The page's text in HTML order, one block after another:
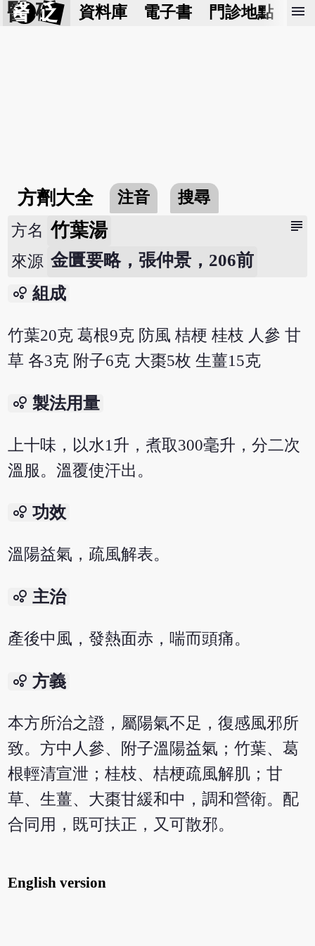
醫 砭 資料庫 電子書 門診地點 預
menu
方劑大全 注音 搜尋
subject
方名 竹葉湯
來源 金匱要略，張仲景，206前
bubble_chart 組成
竹葉20克 葛根9克 防風 桔梗 桂枝 人參 甘
草 各3克 附子6克 大棗5枚 生薑15克
bubble_chart 製法用量
上十味，以水1升，煮取300毫升，分二次
溫服。溫覆使汗出。
bubble_chart 功效
溫陽益氣，疏風解表。
bubble_chart 主治
產後中風，發熱面赤，喘而頭痛。
bubble_chart 方義
本方所治之證，屬陽氣不足，復感風邪所
致。方中人參、附子溫陽益氣；竹葉、葛
根輕清宣泄；桂枝、桔梗疏風解肌；甘
草、生薑、大棗甘緩和中，調和營衛。配
合同用，既可扶正，又可散邪。
English version